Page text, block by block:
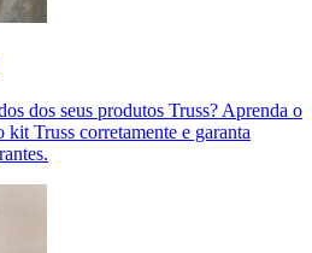
dos seus produtos Truss? Aprenda o
kit Truss corretamente e garanta